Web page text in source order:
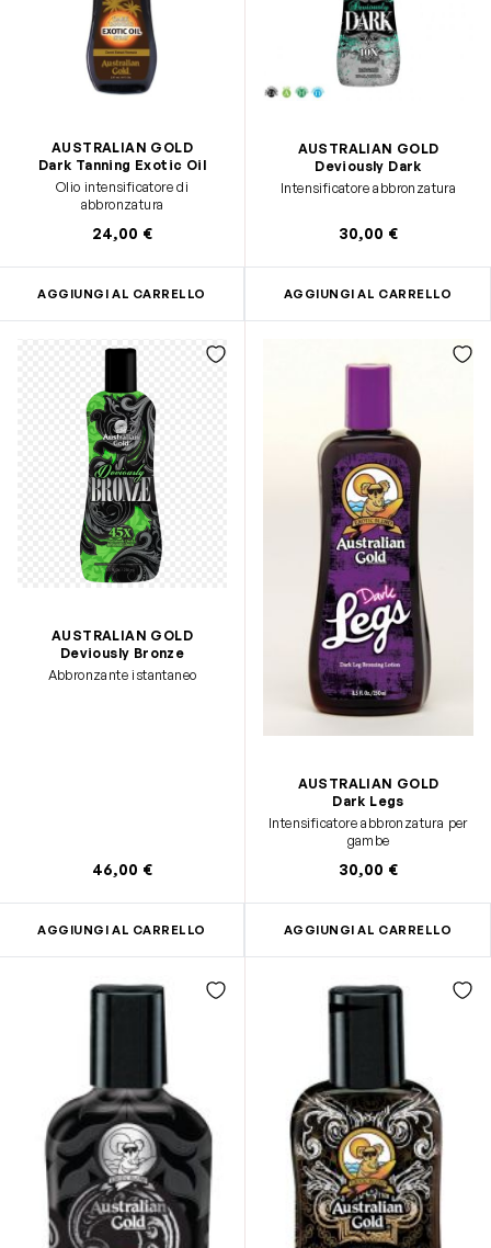
AUSTRALIAN GOLD
Dark Tanning Exotic Oil
Olio intensificatore di
abbronzatura
24,00 €
AGGIUNGI AL CARRELLO
AUSTRALIAN GOLD
Deviously Dark
Intensificatore abbronzatura
30,00 €
AGGIUNGI AL CARRELLO
AUSTRALIAN GOLD
Deviously Bronze
Abbronzante istantaneo
46,00 €
AGGIUNGI AL CARRELLO
AUSTRALIAN GOLD
Dark Legs
Intensificatore abbronzatura per
gambe
30,00 €
AGGIUNGI AL CARRELLO